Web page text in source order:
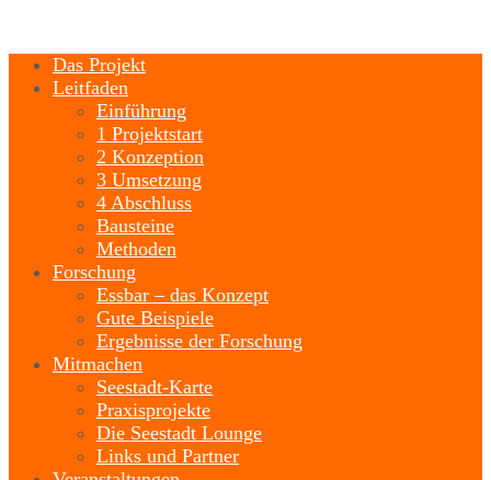
Das Projekt
Leitfaden
Einführung
1 Projektstart
2 Konzeption
3 Umsetzung
4 Abschluss
Bausteine
Methoden
Forschung
Essbar – das Konzept
Gute Beispiele
Ergebnisse der Forschung
Mitmachen
Seestadt-Karte
Praxisprojekte
Die Seestadt Lounge
Links und Partner